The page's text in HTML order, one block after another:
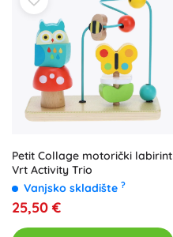
Petit Collage motorički labirint
Vrt Activity Trio
Vanjsko skladište ?
25,50 €